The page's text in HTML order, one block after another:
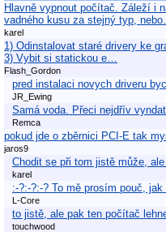
Hlavně vypnout počítač. Záleží i
vadného kusu za stejný typ,
karel
1) Odinstalovat staré drivery ke
3) Vybit si statickou e…
Flash_Gordon
pred instalaci novych driveru
JR_Ewing
Samá voda. Přeci nejdřív
Remca
pokud jde o zběrnici PCI-E tak
jaros9
Chodit se při tom jistě může,
karel
:-?:-?:-? To mě prosím pouč,
L-Core
to jistě, ale pak ten počítač
touchwood